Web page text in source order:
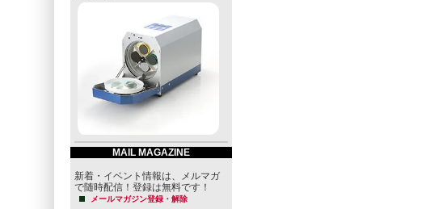
MAIL MAGAZINE
新着・イベント情報は、メルマガ
で随時配信！登録は無料です！
メールマガジン登録・解除